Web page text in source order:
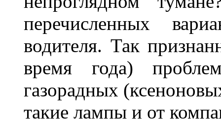
перечисленных
водителя. Так
время года)
газорадных
такие лампы и от